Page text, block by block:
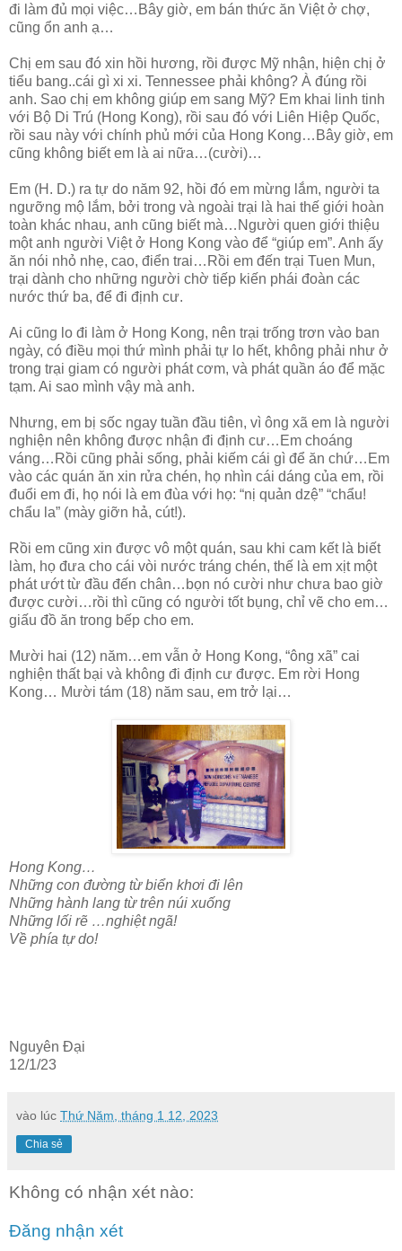
đi làm đủ mọi việc…Bây giờ, em bán thức ăn Việt ở chợ,
cũng ổn anh ạ…
Chị em sau đó xin hồi hương, rồi được Mỹ nhận, hiện chị ở
tiểu bang..cái gì xi xi. Tennessee phải không? À đúng rồi
anh. Sao chị em không giúp em sang Mỹ? Em khai linh tinh
với Bộ Di Trú (Hong Kong), rồi sau đó với Liên Hiệp Quốc,
rồi sau này với chính phủ mới của Hong Kong…Bây giờ, em
cũng không biết em là ai nữa…(cười)…
Em (H. D.) ra tự do năm 92, hồi đó em mừng lắm, người ta
ngưỡng mộ lắm, bởi trong và ngoài trại là hai thế giới hoàn
toàn khác nhau, anh cũng biết mà…Người quen giới thiệu
một anh người Việt ở Hong Kong vào để “giúp em”. Anh ấy
ăn nói nhỏ nhẹ, cao, điển trai…Rồi em đến trại Tuen Mun,
trại dành cho những người chờ tiếp kiến phái đoàn các
nước thứ ba, để đi định cư.
Ai cũng lo đi làm ở Hong Kong, nên trại trống trơn vào ban
ngày, có điều mọi thứ mình phải tự lo hết, không phải như ở
trong trại giam có người phát cơm, và phát quần áo để mặc
tạm. Ai sao mình vậy mà anh.
Nhưng, em bị sốc ngay tuần đầu tiên, vì ông xã em là người
nghiện nên không được nhận đi định cư…Em choáng
váng…Rồi cũng phải sống, phải kiếm cái gì để ăn chứ…Em
vào các quán ăn xin rửa chén, họ nhìn cái dáng của em, rồi
đuổi em đi, họ nói là em đùa với họ: “nị quản dzệ” “chẩu!
chẩu la” (mày giỡn hả, cút!).
Rồi em cũng xin được vô một quán, sau khi cam kết là biết
làm, họ đưa cho cái vòi nước tráng chén, thế là em xịt một
phát ướt từ đầu đến chân…bọn nó cười như chưa bao giờ
được cười…rồi thì cũng có người tốt bụng, chỉ vẽ cho em…
giấu đồ ăn trong bếp cho em.
Mười hai (12) năm…em vẫn ở Hong Kong, “ông xã” cai
nghiện thất bại và không đi định cư được. Em rời Hong
Kong… Mười tám (18) năm sau, em trở lại…
Hong Kong…
Những con đường từ biển khơi đi lên
Những hành lang từ trên núi xuống
Những lối rẽ …nghiệt ngã!
Về phía tự do!
Nguyên Đại
12/1/23
vào lúc Thứ Năm, tháng 1 12, 2023
Chia sẻ
Không có nhận xét nào:
Đăng nhận xét